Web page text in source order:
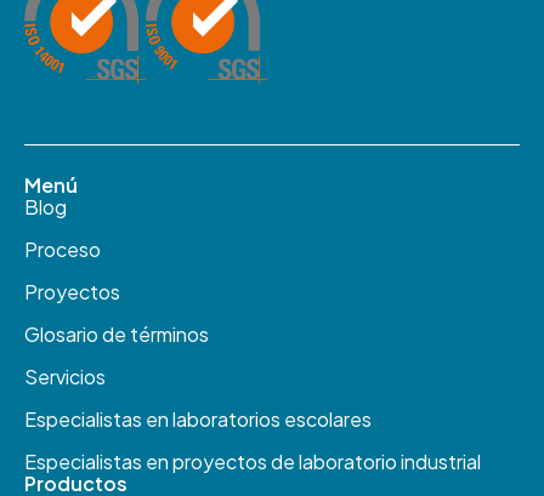
Menú
Blog
Proceso
Proyectos
Glosario de términos
Servicios
Especialistas en laboratorios escolares
Especialistas en proyectos de laboratorio industrial
Productos​